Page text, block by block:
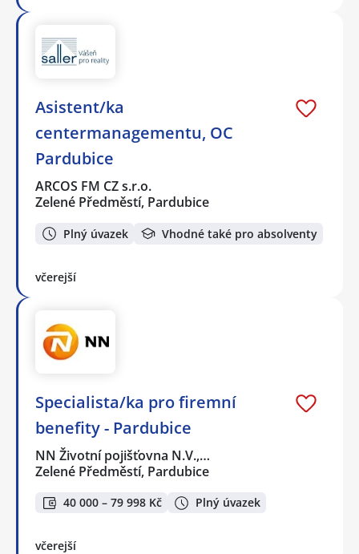
Asistent/ka
centermanagementu, OC
Pardubice
ARCOS FM CZ s.r.o.
Zelené Předměstí, Pardubice
Plný úvazek Vhodné také pro absolventy
včerejší
Specialista/ka pro firemní
benefity - Pardubice
NN Životní pojišťovna N.V.,…
Zelené Předměstí, Pardubice
40 000 – 79 998 Kč Plný úvazek
včerejší